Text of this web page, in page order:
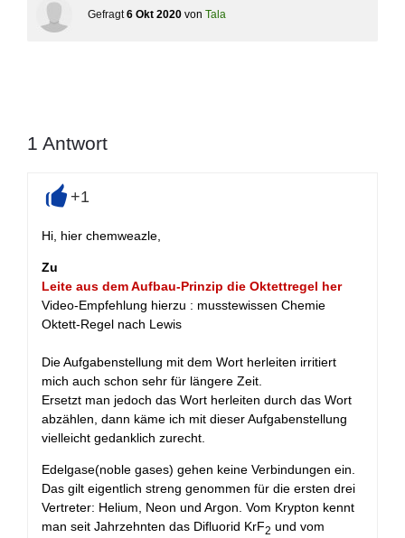
Gefragt 6 Okt 2020 von Tala
1 Antwort
+1
Hi, hier chemweazle,
Zu
Leite aus dem Aufbau-Prinzip die Oktettregel her
Video-Empfehlung hierzu : musstewissen Chemie
Oktett-Regel nach Lewis
Die Aufgabenstellung mit dem Wort herleiten irritiert
mich auch schon sehr für längere Zeit.
Ersetzt man jedoch das Wort herleiten durch das Wort
abzählen, dann käme ich mit dieser Aufgabenstellung
vielleicht gedanklich zurecht.
Edelgase(noble gases) gehen keine Verbindungen ein.
Das gilt eigentlich streng genommen für die ersten drei
Vertreter: Helium, Neon und Argon. Vom Krypton kennt
man seit Jahrzehnten das Difluorid KrF2 und vom